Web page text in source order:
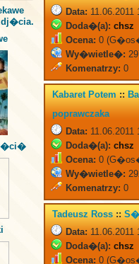
Data:11.06.2011
Doda�(a): chsz
Ocena: 0
Wy�wietle�:
Komenatrzy: 0
Kabaret Potem ::
poprawczaka
Data: 11.06.2011
Doda�(a): chsz
Ocena: 0
Wy�wietle�:
Komenatrzy: 0
Tadeusz Ross ::
Data:11.06.2011
Doda�(a): chsz
Ocena: 0